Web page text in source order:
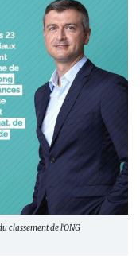
classement de l'ONG